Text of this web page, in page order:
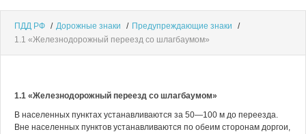
ПДД РФ / Дорожные знаки / Предупреждающие знаки
/
1.1 «Железнодорожный переезд со шлагбаумом»
1.1 «Железнодорожный переезд со шлагбаумом»
В населенных пунктах устанавливаются за 50—100 м до переезда.
Вне населенных пунктов устанавливаются по обеим сторонам доргои,